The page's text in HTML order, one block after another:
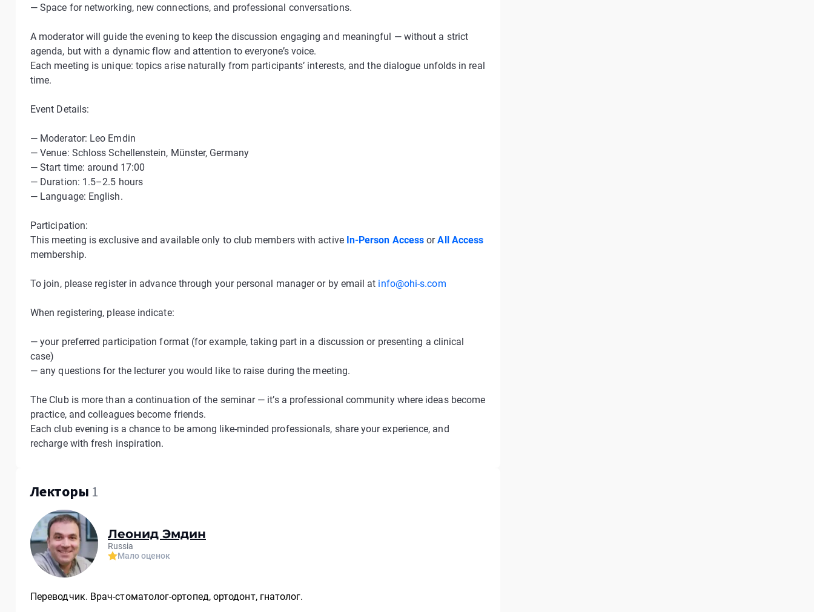
— Space for networking, new connections, and professional conversations.
A moderator will guide the evening to keep the discussion engaging and meaningful — without a strict
agenda, but with a dynamic flow and attention to everyone’s voice.
Each meeting is unique: topics arise naturally from participants’ interests, and the dialogue unfolds in real
time.
Event Details:
— Moderator: Leo Emdin
— Venue: Schloss Schellenstein, Münster, Germany
— Start time: around 17:00
— Duration: 1.5–2.5 hours
— Language: English.
Participation:
This meeting is exclusive and available only to club members with active In-Person Access orAll Access
membership.
To join, please register in advance through your personal manager or by email at info@ohi-s.com
When registering, please indicate:
— your preferred participation format (for example, taking part in a discussion or presenting a clinical
case)
— any questions for the lecturer you would like to raise during the meeting.
The Club is more than a continuation of the seminar — it’s a professional community where ideas become
practice, and colleagues become friends.
Each club evening is a chance to be among like-minded professionals, share your experience, and
recharge with fresh inspiration.
Лекторы 1
Леонид Эмдин
Russia
Мало оценок
Переводчик. Врач-стоматолог-ортопед, ортодонт, гнатолог.